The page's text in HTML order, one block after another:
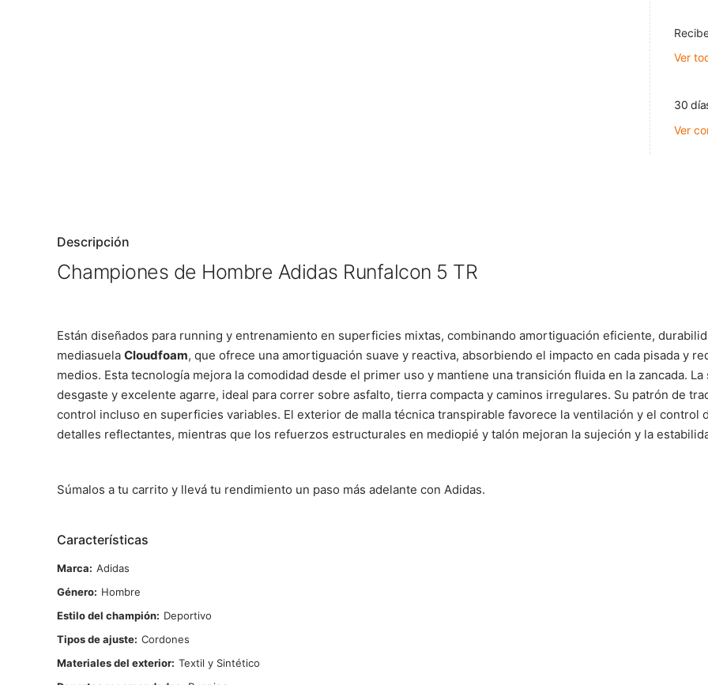
Ver
30
Ver
Descripción
Championes de Hombre Adidas Runfalcon 5 TR
Están diseñados para running y entrenamiento en superficies mixtas, combinando amortiguación eficiente,
mediasuela Cloudfoam, que ofrece una amortiguación suave y reactiva, absorbiendo el impacto en cada pisada y
medios. Esta tecnología mejora la comodidad desde el primer uso y mantiene una transición fluida en la zancada.
desgaste y excelente agarre, ideal para correr sobre asfalto, tierra compacta y caminos irregulares. Su patrón de
control incluso en superficies variables. El exterior de malla técnica transpirable favorece la ventilación y el control
detalles reflectantes, mientras que los refuerzos estructurales en mediopié y talón mejoran la sujeción y la
Súmalos a tu carrito y llevá tu rendimiento un paso más adelante con Adidas.
Características
Marca
Adidas
Género
Hombre
Estilo del champión
Deportivo
Tipos de ajuste Cordones
Materiales del exterior Textil y Sintético